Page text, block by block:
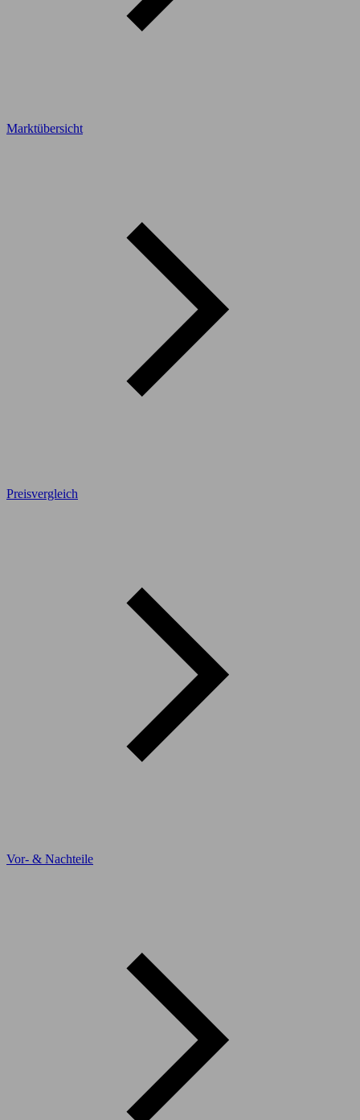
Marktübersicht
Preisvergleich
Vor- & Nachteile